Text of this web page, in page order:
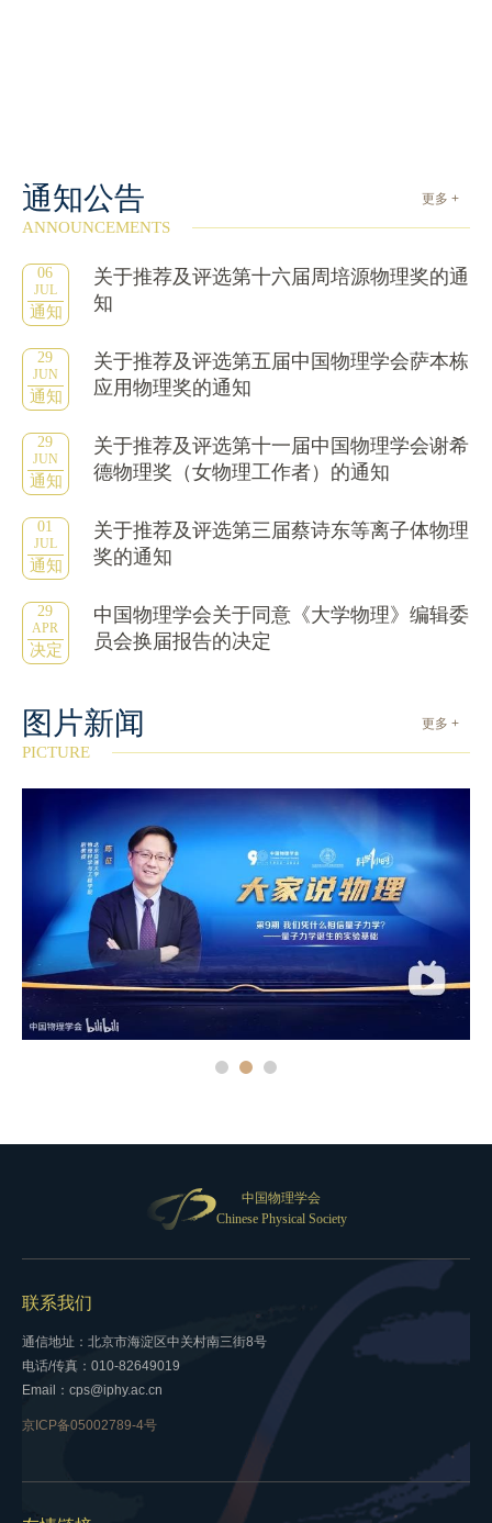
通知公告 更多 +
ANNOUNCEMENTS
06
JUL
通知
关于推荐及评选第十六届周培源物理奖的通
知
29
JUN
通知
关于推荐及评选第五届中国物理学会萨本栋
应用物理奖的通知
29
JUN
通知
关于推荐及评选第十一届中国物理学会谢希
德物理奖（女物理工作者）的通知
01
JUL
通知
关于推荐及评选第三届蔡诗东等离子体物理
奖的通知
29
APR
决定
中国物理学会关于同意《大学物理》编辑委
员会换届报告的决定
更多 +
图片新闻
PICTURE
中国物理学会
Chinese Physical Society
联系我们
通信地址：北京市海淀区中关村南三街8号
电话/传真：010-82649019
Email：cps@iphy.ac.cn
京ICP备05002789-4号